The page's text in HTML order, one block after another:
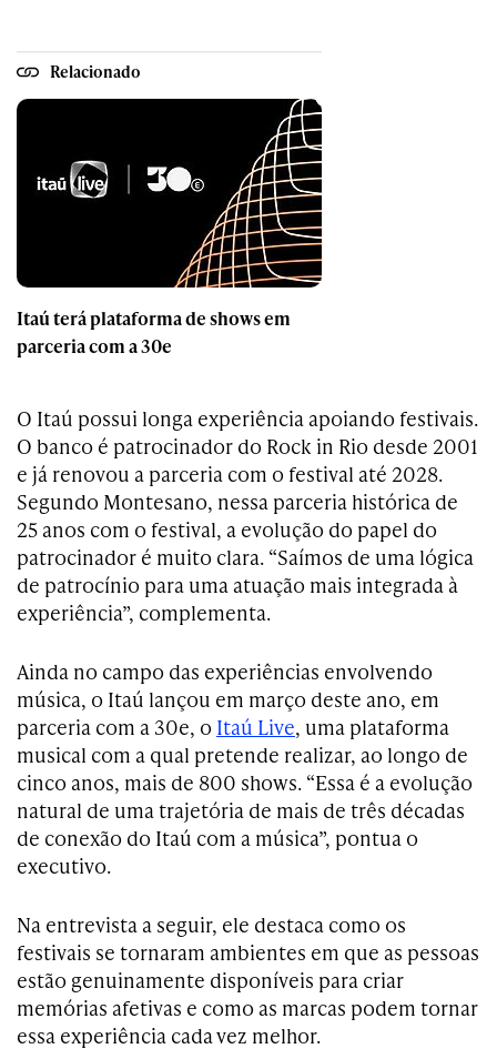
Relacionado
Itaú terá plataforma de shows em
parceria com a 30e
O Itaú possui longa experiência apoiando festivais.
O banco é patrocinador do Rock in Rio desde 2001
e já renovou a parceria com o festival até 2028.
Segundo Montesano, nessa parceria histórica de
25 anos com o festival, a evolução do papel do
patrocinador é muito clara. “Saímos de uma lógica
de patrocínio para uma atuação mais integrada à
experiência”, complementa.
Ainda no campo das experiências envolvendo
música, o Itaú lançou em março deste ano, em
parceria com a 30e, o Itaú Live, uma plataforma
musical com a qual pretende realizar, ao longo de
cinco anos, mais de 800 shows. “Essa é a evolução
natural de uma trajetória de mais de três décadas
de conexão do Itaú com a música”, pontua o
executivo.
Na entrevista a seguir, ele destaca como os
festivais se tornaram ambientes em que as pessoas
estão genuinamente disponíveis para criar
memórias afetivas e como as marcas podem tornar
essa experiência cada vez melhor.